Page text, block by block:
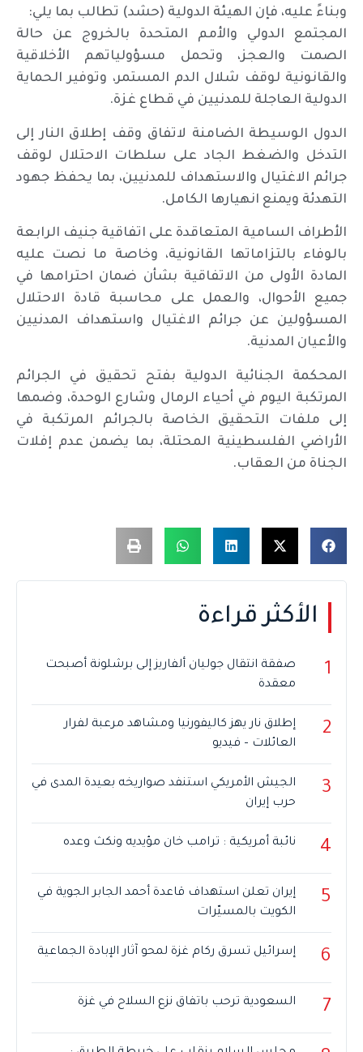
وبناءً عليه، فإن الهيئة الدولية (حشد) تطالب بما يلي:
المجتمع الدولي والأمم المتحدة بالخروج عن حالة
الصمت والعجز، وتحمل مسؤولياتهم الأخلاقية
والقانونية لوقف شلال الدم المستمر، وتوفير الحماية
الدولية العاجلة للمدنيين في قطاع غزة.
الدول الوسيطة الضامنة لاتفاق وقف إطلاق النار إلى
التدخل والضغط الجاد على سلطات الاحتلال لوقف
جرائم الاغتيال والاستهداف للمدنيين، بما يحفظ جهود
التهدئة ويمنع انهيارها الكامل.
الأطراف السامية المتعاقدة على اتفاقية جنيف الرابعة
بالوفاء بالتزاماتها القانونية، وخاصة ما نصت عليه
المادة الأولى من الاتفاقية بشأن ضمان احترامها في
جميع الأحوال، والعمل على محاسبة قادة الاحتلال
المسؤولين عن جرائم الاغتيال واستهداف المدنيين
والأعيان المدنية.
المحكمة الجنائية الدولية بفتح تحقيق في الجرائم
المرتكبة اليوم في أحياء الرمال وشارع الوحدة، وضمها
إلى ملفات التحقيق الخاصة بالجرائم المرتكبة في
الأراضي الفلسطينية المحتلة، بما يضمن عدم إفلات
الجناة من العقاب.
الأكثر قراءة
1
صفقة انتقال جوليان ألفاريز إلى برشلونة أصبحت
معقدة
2
إطلاق نار يهز كاليفورنيا ومشاهد مرعبة لفرار
العائلات – فيديو
3
الجيش الأمريكي استنفد صواريخه بعيدة المدى في
حرب إيران
4 نائبة أمريكية : ترامب خان مؤيديه ونكث وعده
5
إيران تعلن استهداف قاعدة أحمد الجابر الجوية في
الكويت بالمسيّرات
6 إسرائيل تسرق ركام غزة لمحو آثار الإبادة الجماعية
7 السعودية ترحب باتفاق نزع السلاح في غزة